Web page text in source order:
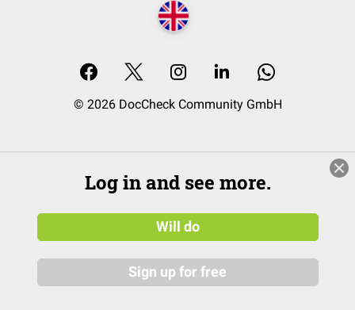
© 2026 DocCheck Community GmbH
Log in and see more.
Will do
Sign up for free